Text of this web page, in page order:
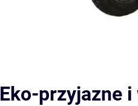
Eko-przyjazne